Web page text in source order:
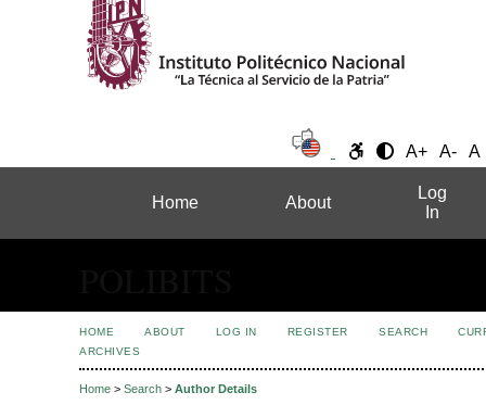
A+ A- A
Home About
Log
In
HOME ABOUT LOG IN REGISTER SEARCH
ARCHIVES
Home > Search > Author Details